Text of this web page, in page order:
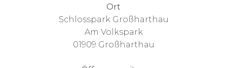
Ort
Schlosspark Großharthau
Am Volkspark
01909 Großharthau